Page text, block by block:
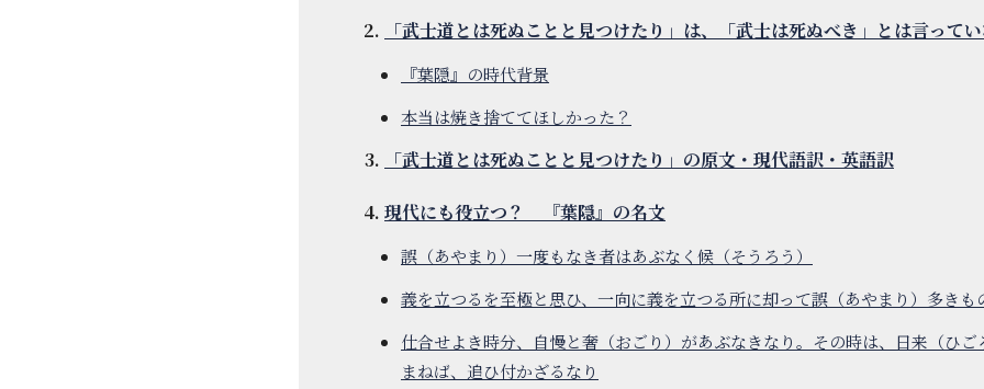
「武士道とは死ぬことと見つけたり」は、「武士は死ぬべき」とは言って
『葉隠』の時代背景
本当は焼き捨ててほしかった？
「武士道とは死ぬことと見つけたり」の原文・現代語訳・英語訳
現代にも役立つ？ 『葉隠』の名文
誤（あやまり）一度もなき者はあぶなく候（そうろう）
義を立つるを至極と思ひ、一向に義を立つる所に却って誤（あやまり）多きも
仕合せよき時分、自慢と奢（おごり）があぶなきなり。その時は、日来（ひ
まねば、追ひ付かざるなり